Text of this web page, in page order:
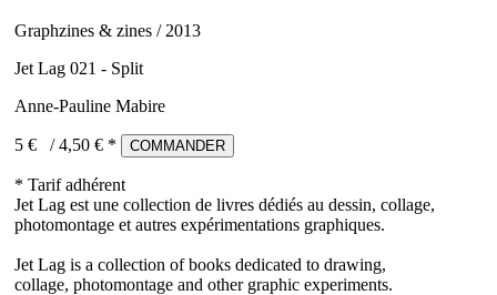
Graphzines & zines / 2013
Jet Lag 021 - Split
Anne-Pauline Mabire
5 € /4,50 € * COMMANDER
* Tarif adhérent
Jet Lag est une collection de livres dédiés au dessin, collage,
photomontage et autres expérimentations graphiques.
Jet Lag is a collection of books dedicated to drawing,
collage, photomontage and other graphic experiments.